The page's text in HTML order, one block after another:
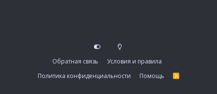
Обратная связь
Условия и правила
Политика конфиденциальности
Помощь
R